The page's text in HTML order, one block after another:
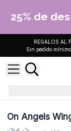
25% de
REGALOS AL
Sin pedido mínimo
On Angels